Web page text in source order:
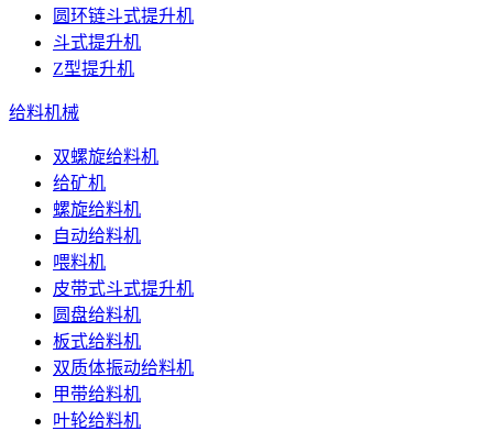
圆环链斗式提升机
斗式提升机
Z型提升机
给料机械
双螺旋给料机
给矿机
螺旋给料机
自动给料机
喂料机
皮带式斗式提升机
圆盘给料机
板式给料机
双质体振动给料机
甲带给料机
叶轮给料机